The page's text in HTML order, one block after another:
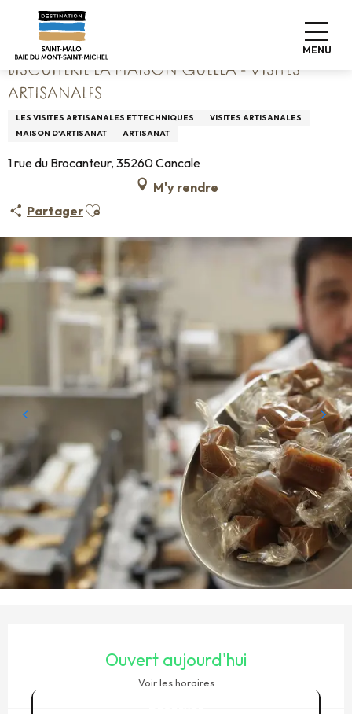
contenu
principal
MENU
Accueil Biscuiterie la Maison Guella - Visites artisanales
BISCUITERIE LA MAISON GUELLA - VISITES
ARTISANALES
LES VISITES ARTISANALES ET TECHNIQUES
VISITES ARTISANALES
MAISON D'ARTISANAT
ARTISANAT
1 rue du Brocanteur, 35260 Cancale
M'y rendre
PartagerAjouter aux favoris
Ouvert aujourd'hui
Voir les horaires